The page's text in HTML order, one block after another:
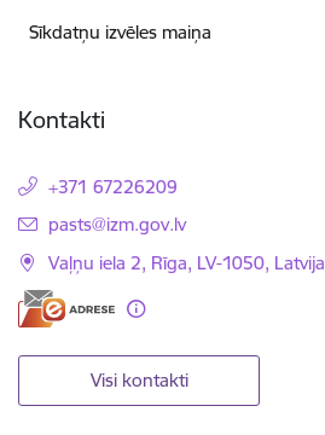
Sīkdatņu izvēles maiņa
Kontakti
+371 67226209
E-pasts:
pasts@izm.gov.lv
Vaļņu iela 2, Rīga, LV-1050, Latvija
Visi kontakti